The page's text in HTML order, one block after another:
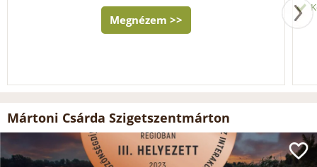
Megnézem >>
Mártoni Csárda Szigetszentmárton